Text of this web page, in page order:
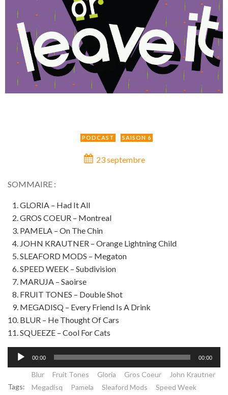
PODCAST SAISON 6
23 septembre
SOMMAIRE :
GLORIA – Had It All
GROS COEUR – Montreal
PAMELA – On The Chin
JOHN KRAUTNER – Orange Lightning Child
SLEAFORD MODS – Megaton
SPEED WEEK – Subdivision
MARUJA – Saoirse
FRUIT TONES – Double Shot
MEGADISQ – Every Friend Is A Drink
BLUR – He Thought Of Cars
SQUEEZE – Cool For Cats
Lecteur
audio
00:00 00:00
Tags:
Blur Fruit Tones Gloria Gros Coeur
John Krautner
Megadisq
Pamela Sleaford Mods
Speed Week